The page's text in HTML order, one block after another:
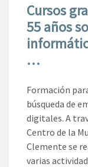
Cursos
55 años
…
Formación
búsqueda de
digitales. A
Centro de la
Clemente se
varias